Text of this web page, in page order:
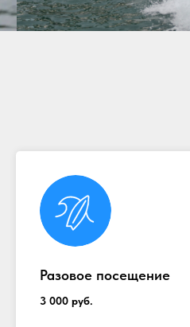
Разовое посещение
3 000 руб.